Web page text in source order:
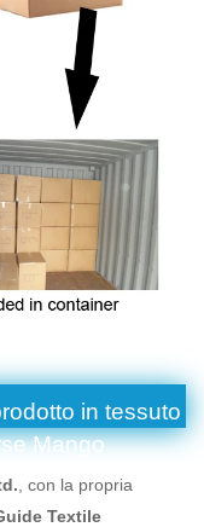
in tessuto
Mango
, con la propria
Textile